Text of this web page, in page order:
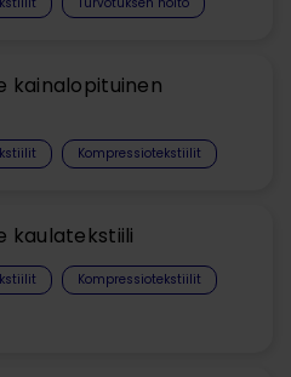
kainalopituinen
Kompressiotekstiilit
kaulatekstiili
Kompressiotekstiilit